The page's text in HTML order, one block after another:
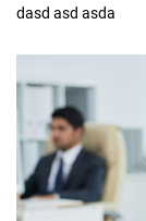
dasd asd asda